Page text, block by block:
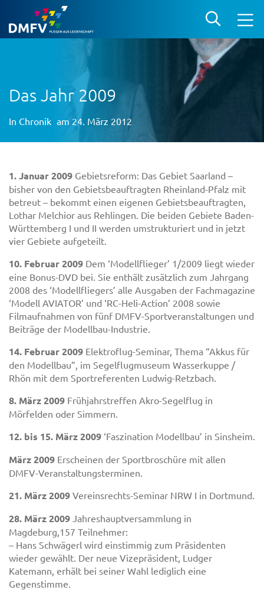
Das Jahr 2009
In Chronik am 24. März 2012
1. Januar 2009 Gebietsreform: Das Gebiet Saarland –
bisher von den Gebietsbeauftragten Rheinland-Pfalz mit
betreut – bekommt einen eigenen Gebietsbeauftragten,
Lothar Melchior aus Rehlingen. Die beiden Gebiete Baden-
Württemberg I und II werden umstrukturiert und in jetzt
vier Gebiete aufgeteilt.
10. Februar 2009 Dem ‘Modellflieger’ 1/2009 liegt wieder
eine Bonus-DVD bei. Sie enthält zusätzlich zum Jahrgang
2008 des ‘Modellfliegers’ alle Ausgaben der Fachmagazine
‘Modell AVIATOR’ und ‘RC-Heli-Action’ 2008 sowie
Filmaufnahmen von fünf DMFV-Sportveranstaltungen und
Beiträge der Modellbau-Industrie.
14. Februar 2009 Elektroflug-Seminar, Thema “Akkus für
den Modellbau”, im Segelflugmuseum Wasserkuppe /
Rhön mit dem Sportreferenten Ludwig-Retzbach.
8. März 2009 Frühjahrstreffen Akro-Segelflug in
Mörfelden oder Simmern.
12. bis 15. März 2009 ‘Faszination Modellbau’ in Sinsheim.
März 2009 Erscheinen der Sportbroschüre mit allen
DMFV-Veranstaltungsterminen.
21. März 2009 Vereinsrechts-Seminar NRW I in Dortmund.
28. März 2009 Jahreshauptversammlung in
Magdeburg,157 Teilnehmer:
– Hans Schwägerl wird einstimmig zum Präsidenten
wieder gewählt. Der neue Vizepräsident, Ludger
Katemann, erhält bei seiner Wahl lediglich eine
Gegenstimme.